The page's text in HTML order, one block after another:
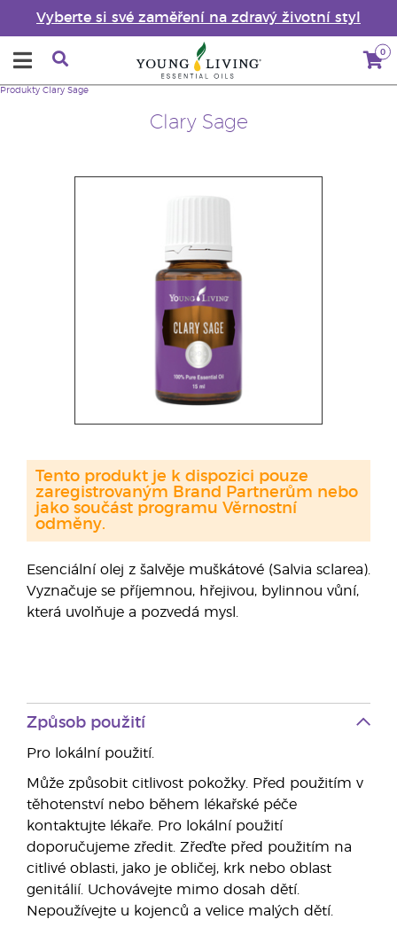
Vyberte si své zaměření na zdravý životní styl
0
Clary Sage
Produkty Clary Sage
Esenciální olej z šalvěje muškátové (Salvia sclarea).
Vyznačuje se příjemnou, hřejivou, bylinnou vůní,
která uvolňuje a pozvedá mysl.
Tento produkt je k dispozici pouze
zaregistrovaným Brand Partnerům nebo
jako součást programu Věrnostní
odměny.
Způsob použití
Pro lokální použití.
Může způsobit citlivost pokožky. Před použitím v
těhotenství nebo během lékařské péče
kontaktujte lékaře. Pro lokální použití
doporučujeme zředit. Zřeďte před použitím na
citlivé oblasti, jako je obličej, krk nebo oblast
genitálií. Uchovávejte mimo dosah dětí.
Nepoužívejte u kojenců a velice malých dětí.